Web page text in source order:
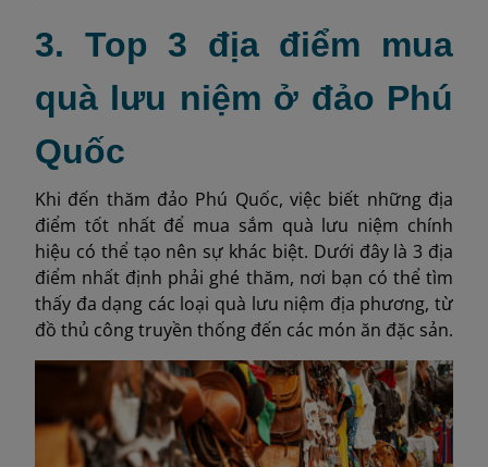
3. Top 3 địa điểm mua
quà lưu niệm ở đảo Phú
Quốc
Khi đến thăm đảo Phú Quốc, việc biết những địa
điểm tốt nhất để mua sắm quà lưu niệm chính
hiệu có thể tạo nên sự khác biệt. Dưới đây là 3 địa
điểm nhất định phải ghé thăm, nơi bạn có thể tìm
thấy đa dạng các loại quà lưu niệm địa phương, từ
đồ thủ công truyền thống đến các món ăn đặc sản.